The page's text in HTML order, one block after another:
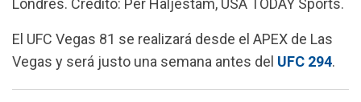
El UFC Vegas 81 se realizará desde el APEX de Las
Vegas y será justo una semana antes del UFC 294.